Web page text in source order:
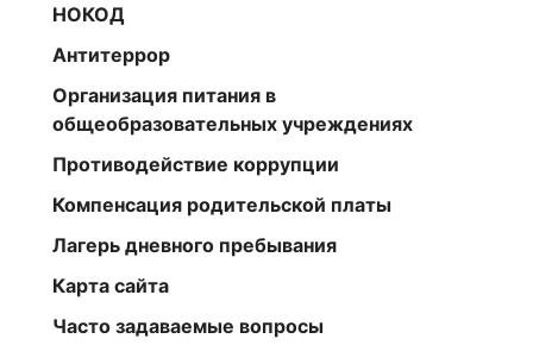
НОКОД
Антитеррор
Организация питания в
общеобразовательных учреждениях
Противодействие коррупции
Компенсация родительской платы
Лагерь дневного пребывания
Карта сайта
Часто задаваемые вопросы